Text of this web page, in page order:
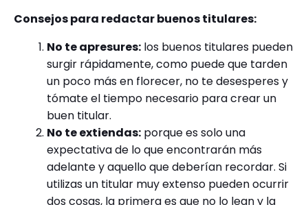
Consejos para redactar buenos titulares:
No te apresures: los buenos titulares pueden
surgir rápidamente, como puede que tarden
un poco más en florecer, no te desesperes y
tómate el tiempo necesario para crear un
buen titular.
No te extiendas: porque es solo una
expectativa de lo que encontrarán más
adelante y aquello que deberían recordar. Si
utilizas un titular muy extenso pueden ocurrir
dos cosas, la primera es que no lo lean y la